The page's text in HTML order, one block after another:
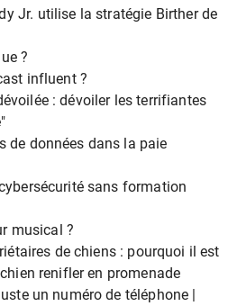
Jr. utilise la stratégie Birther de
?
influent ?
: dévoiler les terrifiantes
de données dans la paie
sans formation
musical ?
de chiens : pourquoi il est
renifler en promenade
un numéro de téléphone |